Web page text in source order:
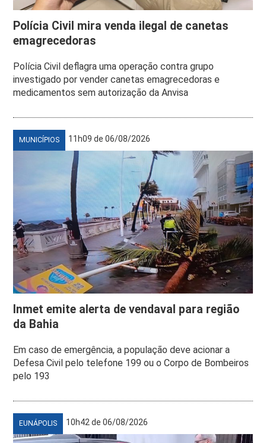
Polícia Civil mira venda ilegal de canetas
emagrecedoras
Polícia Civil deflagra uma operação contra grupo
investigado por vender canetas emagrecedoras e
medicamentos sem autorização da Anvisa
MUNICÍPIOS 11h09 de 06/08/2026
Inmet emite alerta de vendaval para região
da Bahia
Em caso de emergência, a população deve acionar a
Defesa Civil pelo telefone 199 ou o Corpo de Bombeiros
pelo 193
EUNÁPOLIS 10h42 de 06/08/2026